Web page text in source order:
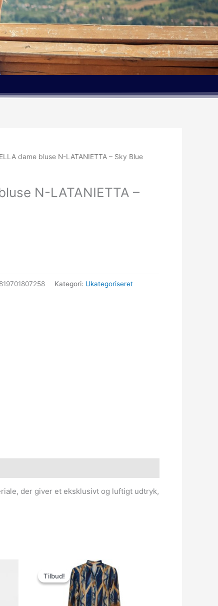
dame bluse N-LATANIETTA – Sky Blue
N-LATANIETTA –
Kategori: Ukategoriseret
der giver et eksklusivt og luftigt udtryk,
Tilbud!
Tilbud!
oprindelige
pris
var:
499.00kr..
Den
aktuelle
pris
er:
150.00kr..